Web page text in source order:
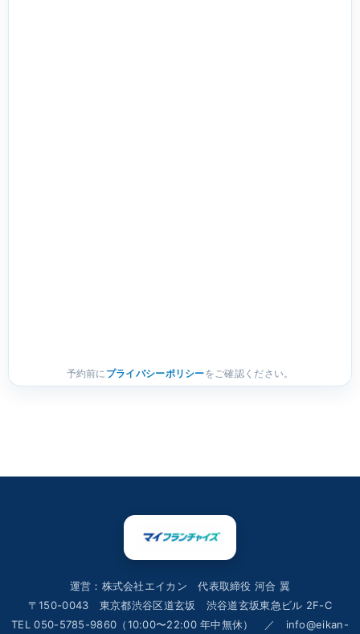
予約前に プライバシーポリシーをご確認ください。
運営：株式会社エイカン 代表取締役 河合 翼
〒150-0043 東京都渋谷区道玄坂 渋谷道玄坂東急ビル 2F-C
TEL 050-5785-9860（10:00〜22:00 年中無休） ／ info@eikan-